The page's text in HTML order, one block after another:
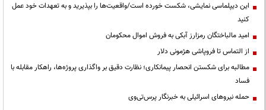
این دیپلماسی نمایشی، شکست خورده است/واقعیت‌ها را بپذیرید و به تعهدات خود عمل
کنید
امید مالباختگان رمزارز آبکی به فروش اموال محکومان
از التماس تا فروپاشی هژمونی دلار
مطالبه برای شکستن انحصار پیمانکاری؛ نظارت دقیق بر واگذاری پروژه‌ها، راهکار مقابله با
فساد
حمله نیروهای اسرائیلی به خبرنگار پرس‌تی‌وی